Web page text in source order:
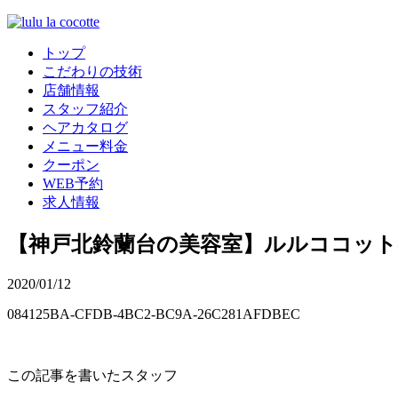
トップ
こだわりの技術
店舗情報
スタッフ紹介
ヘアカタログ
メニュー料金
クーポン
WEB予約
求人情報
【神戸北鈴蘭台の美容室】ルルココッ
2020/01/12
084125BA-CFDB-4BC2-BC9A-26C281AFDBEC
この記事を書いたスタッフ